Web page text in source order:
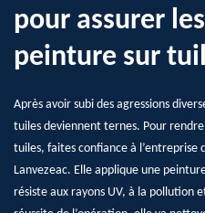
pour assurer
peinture sur
Après avoir subi des agressions
tuiles deviennent ternes. Pour
tuiles, faites confiance à l’entreprise
Lanvezeac. Elle applique une
résiste aux rayons UV, à la pollution